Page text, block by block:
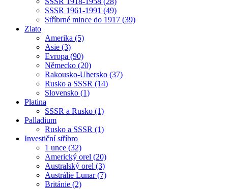
SSSR 1961-1991 (49)
Stříbrné mince do 1917 (39)
Zlato
Amerika (5)
Asie (3)
Evropa (90)
Německo (20)
Rakousko-Uhersko (37)
Rusko a SSSR (14)
Slovensko (1)
Platina
SSSR a Rusko (1)
Palladium
Rusko a SSSR (1)
Investiční stříbro
1 unce (32)
Americký orel (20)
Australský orel (3)
Austrálie Lunar (7)
Británie (2)